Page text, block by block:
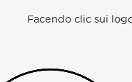
Facendo clic sui